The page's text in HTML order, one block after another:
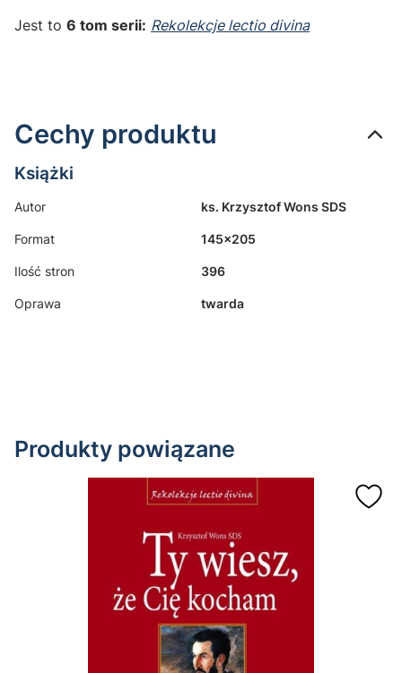
Jest to 6 tom serii: Rekolekcje lectio divina
Cechy produktu
Książki
Autor ks. Krzysztof Wons SDS
Format 145x205
Ilość stron 396
Oprawa twarda
Produkty powiązane